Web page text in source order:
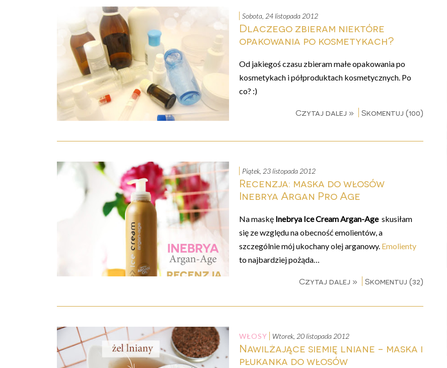
sobota, 24 listopada 2012
Dlaczego zbieram niektóre
opakowania po kosmetykach?
Od jakiegoś czasu zbieram małe opakowania po
kosmetykach i półproduktach kosmetycznych. Po
co? :)
Czytaj dalej » Skomentuj (100)
piątek, 23 listopada 2012
Recenzja: maska do włosów
Inebrya Argan Pro Age
Na maskę Inebrya Ice Cream Argan-Ageskusiłam
się ze względu na obecność emolientów, a
szczególnie mój ukochany olej arganowy. Emolienty
to najbardziej pożąda…
Czytaj dalej » Skomentuj (32)
WŁOSY wtorek, 20 listopada 2012
Nawilżające siemię lniane - maska i
płukanka do włosów